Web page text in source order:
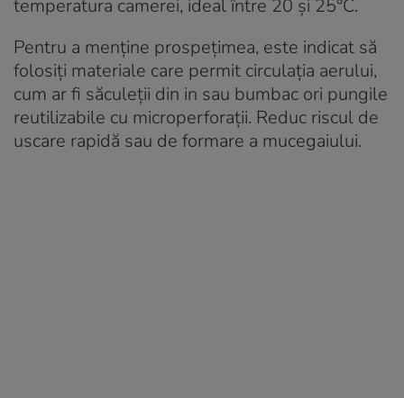
temperatura camerei, ideal între 20 și 25°C.
Pentru a menține prospețimea, este indicat să
folosiți materiale care permit circulația aerului,
cum ar fi săculeții din in sau bumbac ori pungile
reutilizabile cu microperforații. Reduc riscul de
uscare rapidă sau de formare a mucegaiului.